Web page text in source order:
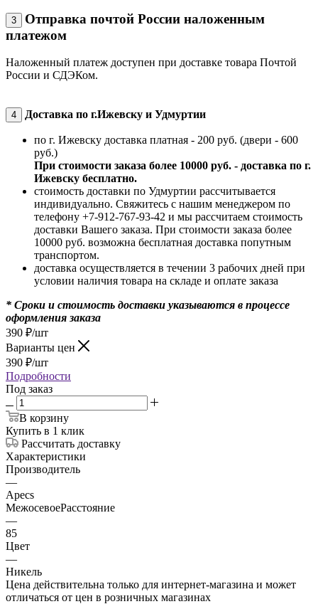
3
Отправка почтой России наложенным
платежом
Наложенный платеж доступен при доставке товара Почтой
России и СДЭКом.
4 Доставка по г.Ижевску и Удмуртии
по г. Ижевску доставка платная - 200 руб. (двери - 600
руб.)
При стоимости заказа более 10000 руб. - доставка по г.
Ижевску бесплатно.
стоимость доставки по Удмуртии рассчитывается
индивидуально. Свяжитесь с нашим менеджером по
телефону +7-912-767-93-42 и мы рассчитаем стоимость
доставки Вашего заказа. При стоимости заказа более
10000 руб. возможна бесплатная доставка попутным
транспортом.
доставка осуществляется в течении 3 рабочих дней при
условии наличия товара на складе и оплате заказа
* Сроки и стоимость доставки указываются в процессе
оформления заказа
390 ₽/шт
Варианты цен
390 ₽/шт
Подробности
Под заказ
В корзину
Купить в 1 клик
Рассчитать доставку
Характеристики
Производитель
—
Apecs
МежосевоеРасстояние
—
85
Цвет
—
Никель
Цена действительна только для интернет-магазина и может
отличаться от цен в розничных магазинах